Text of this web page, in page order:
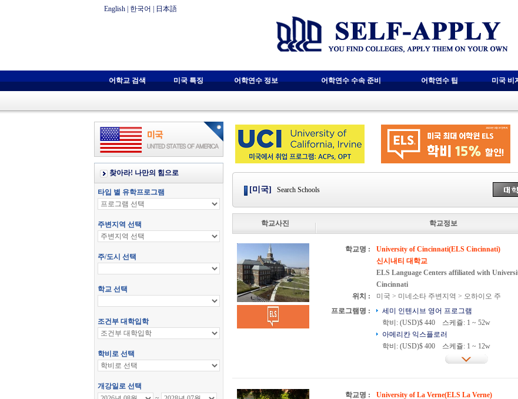
English 한국어 日本語
어학교 검색 미국 특징 어학연수 정보 어학연수 수속 준비 어학연수 팁 미국 비
[미국] Search Schools
학교사진 학교정보
학교명 :
University of Cincinnati(ELS Cincinnati)
신시내티 대학교
ELS Language Centers affiliated with
Cincinnati
위치 :
미국 > 미네소타 주변지역 > 오하이오 주
프로그램명 :
세미 인텐시브 영어 프로그램
학비: (USD)$ 440
스케쥴: 1 ~ 52w
아메리칸 익스플로러
학비: (USD)$ 400
스케쥴: 1 ~ 12w
학교명 :
University of La Verne(ELS La Verne)